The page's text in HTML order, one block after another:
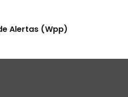
Alertas (Wpp)